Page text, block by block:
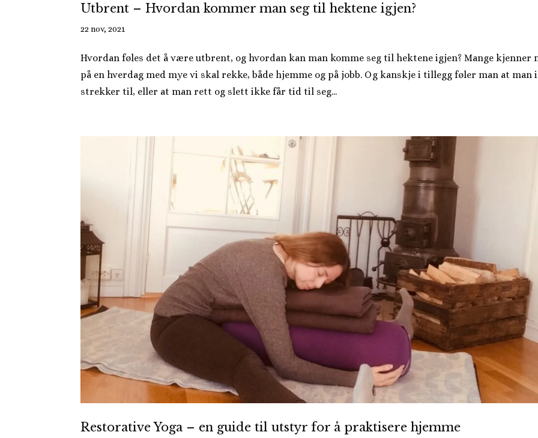
Utbrent – Hvordan kommer man seg til hektene igjen?
22 nov, 2021
Hvordan føles det å være utbrent, og hvordan kan man komme seg til hektene igjen? Mange kjenner
på en hverdag med mye vi skal rekke, både hjemme og på jobb. Og kanskje i tillegg føler man at man
strekker til, eller at man rett og slett ikke får tid til seg...
Restorative Yoga – en guide til utstyr for å praktisere hjemme